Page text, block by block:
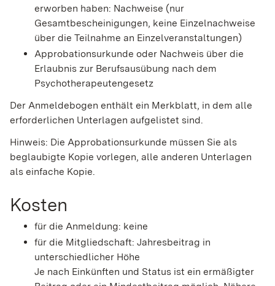
erworben haben: Nachweise (nur
Gesamtbescheinigungen, keine Einzelnachweise
über die Teilnahme an Einzelveranstaltungen)
Approbationsurkunde oder Nachweis über die
Erlaubnis zur Berufsausübung nach dem
Psychotherapeutengesetz
Der Anmeldebogen enthält ein Merkblatt, in dem alle
erforderlichen Unterlagen aufgelistet sind.
Hinweis: Die Approbationsurkunde müssen Sie als
beglaubigte Kopie vorlegen, alle anderen Unterlagen
als einfache Kopie.
Kosten
für die Anmeldung: keine
für die Mitgliedschaft: Jahresbeitrag in
unterschiedlicher Höhe
Je nach Einkünften und Status ist ein ermäßigter